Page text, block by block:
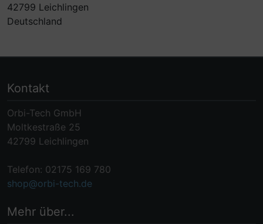
42799 Leichlingen
Deutschland
Kontakt
Orbi-Tech GmbH
Moltkestraße 25
42799 Leichlingen
Telefon: 02175 169 780
shop@orbi-tech.de
Mehr über...